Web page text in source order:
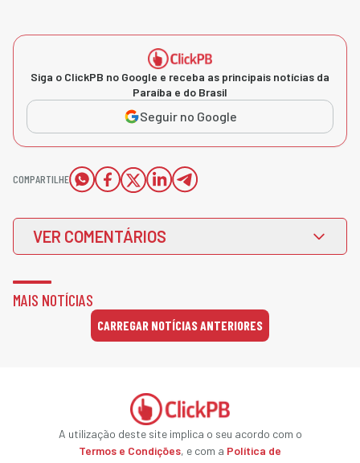
Siga o ClickPB no Google e receba as principais notícias da
Paraíba e do Brasil
Seguir no Google
COMPARTILHE
VER COMENTÁRIOS
MAIS NOTÍCIAS
CARREGAR NOTÍCIAS ANTERIORES
A utilização deste site implica o seu acordo com o
Termos e Condições, e com a Política de